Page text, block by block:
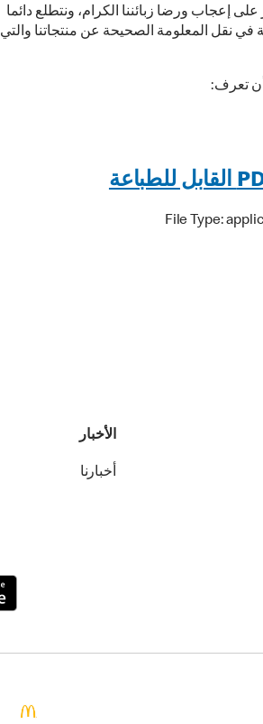
إعجاب ورضا زبائننا الكرام، ونتطلع دائما
نقل المعلومة الصحيحة عن منتجاتنا والتي
تعرف:
File Type:
الأخبار
أخبارنا